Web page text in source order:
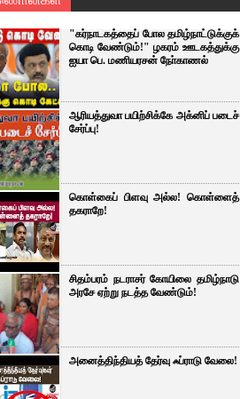
"கர்நாடகத்தைப் போல தமிழ்நாட்டுக்குக்
கொடி வேண்டும்!" ழகரம் ஊடகத்துக்கு
ஐயா பெ. மணியரசன் நோ்காணல்
ஆரியத்துவா பயிற்சிக்கே அக்னிப் படைச்
சேர்ப்பு!
கொள்கைப் பிளவு அல்ல! கொள்ளைத்
தகராறே!
சிதம்பரம் நடராசர் கோயிலை தமிழ்நாடு
அரசே ஏற்று நடத்த வேண்டும்!
அனைத்திந்தியத் தேர்வு ஃப்ராடு வேலை!